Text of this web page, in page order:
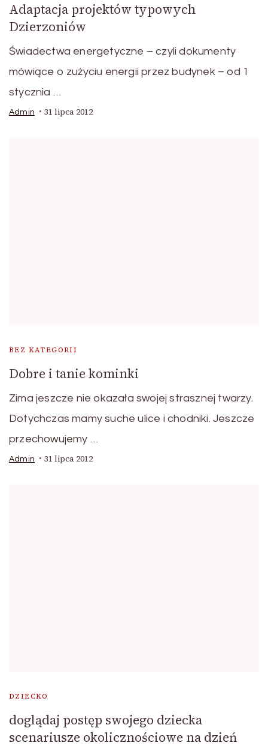
Adaptacja projektów typowych
Dzierzoniów
Świadectwa energetyczne – czyli dokumenty
mówiące o zużyciu energii przez budynek – od 1
stycznia …
Admin 31 lipca 2012
BEZ KATEGORII
Dobre i tanie kominki
Zima jeszcze nie okazała swojej strasznej twarzy.
Dotychczas mamy suche ulice i chodniki. Jeszcze
przechowujemy …
Admin 31 lipca 2012
DZIECKO
doglądaj postęp swojego dziecka
scenariusze okolicznościowe na dzień